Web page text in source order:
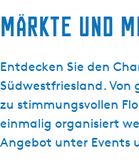
Märkte und
Entdecken Sie den
Südwestfriesland.
zu stimmungsvollen
einmalig organisiert
Angebot unter Events